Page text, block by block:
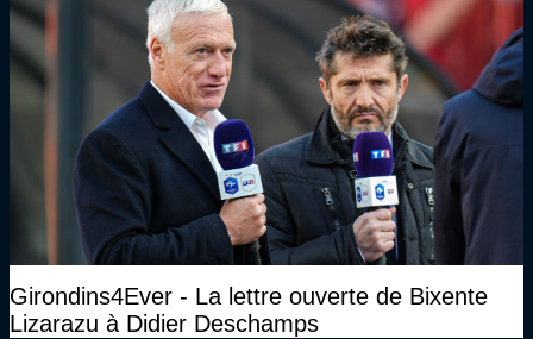
Girondins4Ever - La lettre ouverte de Bixente
Lizarazu à Didier Deschamps